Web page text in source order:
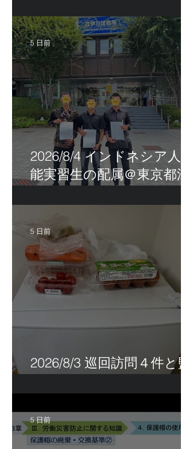
2026/8/4 インドネシア人技
能実習生の配属＠東京都江
5 日前
2026/8/3 巡回訪問４件と監
5 日前
5 日前